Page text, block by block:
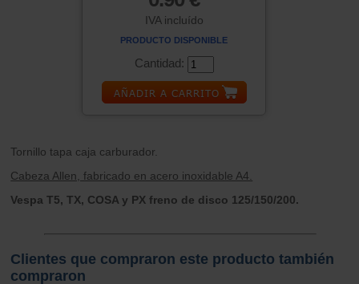
IVA incluído
PRODUCTO DISPONIBLE
Cantidad:
Tornillo tapa caja carburador.
Cabeza Allen, fabricado en acero inoxidable A4.
Vespa T5, TX, COSA y PX freno de disco 125/150/200.
Clientes que compraron este producto también
compraron